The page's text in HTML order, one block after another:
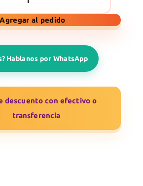
x
metros)
Agregar al pedido
Hablanos por WhatsApp
descuento con efectivo o
transferencia